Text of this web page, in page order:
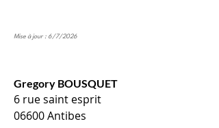
Mise à jour : 6/7/2026
Gregory BOUSQUET
6 rue saint esprit
06600 Antibes